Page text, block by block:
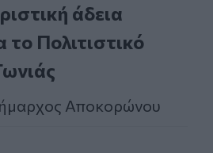
άδεια
το Πολιτιστικό
Αποκορώνου